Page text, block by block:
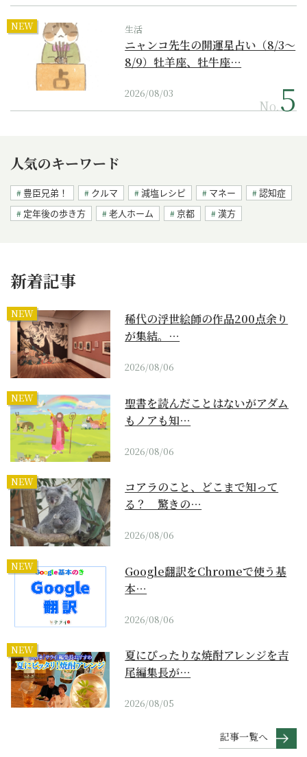
NEW 生活
ニャンコ先生の開運星占い（8/3～
8/9）牡羊座、牡牛座…
2026/08/03
No.
人気のキーワード
豊臣兄弟！ クルマ 減塩レシピ マネー
認知症
定年後の歩き方
老人ホーム 京都 漢方
新着記事
NEW
稀代の浮世絵師の作品200点余り
が集結。…
2026/08/06
NEW
聖書を読んだことはないがアダム
もノアも知…
2026/08/06
NEW
コアラのこと、どこまで知って
る？ 驚きの…
2026/08/06
NEW
Google翻訳をChromeで使う基
本…
2026/08/06
NEW
夏にぴったりな焼酎アレンジを吉
尾編集長が…
2026/08/05
記事一覧へ